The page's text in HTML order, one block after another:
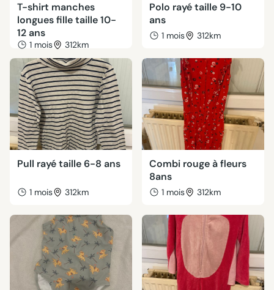
T-shirt manches
longues fille taille 10-
12 ans
1 mois 312km
Polo rayé taille 9-10
ans
1 mois 312km
Pull rayé taille 6-8 ans
1 mois 312km
Combi rouge à fleurs
8ans
1 mois 312km